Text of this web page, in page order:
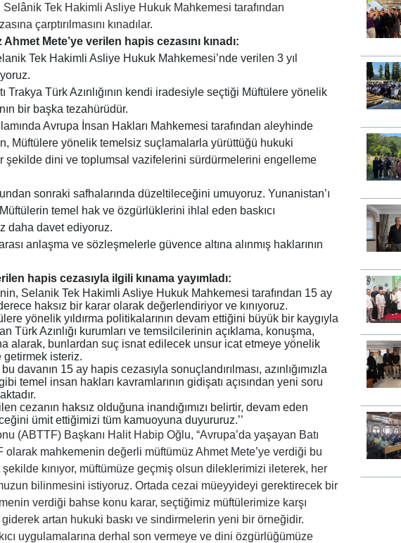
Tek Hakimli Asliye Hukuk Mahkemesi tarafından
çarptırılmasını kınadılar.
Mete’ye verilen hapis cezasını kınadı:
Tek Hakimli Asliye Hukuk Mahkemesi’nde verilen 3 yıl
Trakya Türk Azınlığının kendi iradesiyle seçtiği Müftülere yönelik
bir başka tezahürüdür.
Avrupa İnsan Hakları Mahkemesi tarafından aleyhinde
Müftülere yönelik temelsiz suçlamalarla yürüttüğü hukuki
şekilde dini ve toplumsal vazifelerini sürdürmelerini engelleme
sonraki safhalarında düzeltileceğini umuyoruz. Yunanistan’ı
Müftülerin temel hak ve özgürlüklerini ihlal eden baskıcı
daha davet ediyoruz.
anlaşma ve sözleşmelerle güvence altına alınmış haklarının
hapis cezasıyla ilgili kınama yayımladı:
Selanik Tek Hakimli Asliye Hukuk Mahkemesi tarafından 15 ay
haksız bir karar olarak değerlendiriyor ve kınıyoruz.
yönelik yıldırma politikalarının devam ettiğini büyük bir kaygıyla
Türk Azınlığı kurumları ve temsilcilerinin açıklama, konuşma,
alarak, bunlardan suç isnat edilecek unsur icat etmeye yönelik
getirmek isteriz.
davanın 15 ay hapis cezasıyla sonuçlandırılması, azınlığımızla
temel insan hakları kavramlarının gidişatı açısından yeni soru
cezanın haksız olduğuna inandığımızı belirtir, devam eden
ümit ettiğimizi tüm kamuoyuna duyururuz.’’
(ABTTF) Başkanı Halit Habip Oğlu, “Avrupa’da yaşayan Batı
mahkemenin değerli müftümüz Ahmet Mete’ye verdiği bu
şekilde kınıyor, müftümüze geçmiş olsun dileklerimizi ileterek, her
bilinmesini istiyoruz. Ortada cezai müeyyideyi gerektirecek bir
verdiği bahse konu karar, seçtiğimiz müftülerimize karşı
artan hukuki baskı ve sindirmelerin yeni bir örneğidir.
uygulamalarına derhal son vermeye ve dini özgürlüğümüze